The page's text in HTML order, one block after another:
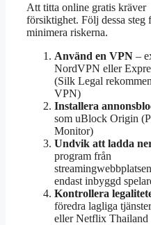
Att titta online gratis kräver
försiktighet. Följ dessa steg
minimera riskerna.
Använd en VPN –
NordVPN eller
(Silk Legal
VPN)
Installera
som uBlock Origin
Monitor)
Undvik att ladda
program från
endast inbyggd
Kontrollera
föredra lagliga
eller Netflix Thailand